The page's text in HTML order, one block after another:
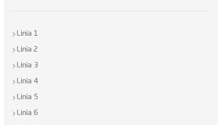
Linia 1
Linia 2
Linia 3
Linia 4
Linia 5
Linia 6